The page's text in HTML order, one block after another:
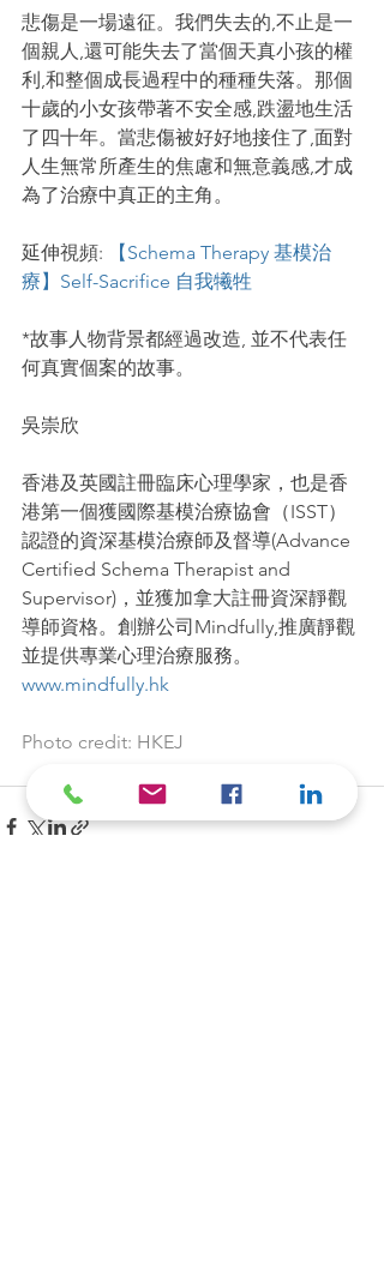
悲傷是一場遠征。我們失去的,不止是一
個親人,還可能失去了當個天真小孩的權
利,和整個成長過程中的種種失落。那個
十歲的小女孩帶著不安全感,跌盪地生活
了四十年。當悲傷被好好地接住了,面對
人生無常所產生的焦慮和無意義感,才成
為了治療中真正的主角。
延伸視頻:
【Schema Therapy 基模治
療】Self-Sacrifice 自我犧牲
*故事人物背景都經過改造, 並不代表任
何真實個案的故事。
吳崇欣
香港及英國註冊臨床心理學家，也是香
港第一個獲國際基模治療協會（ISST）
認證的資深基模治療師及督導(Advance
Certified Schema Therapist and
Supervisor)，並獲加拿大註冊資深靜觀
導師資格。創辦公司Mindfully,推廣靜觀
並提供專業心理治療服務。
www.mindfully.hk
Photo credit: HKEJ